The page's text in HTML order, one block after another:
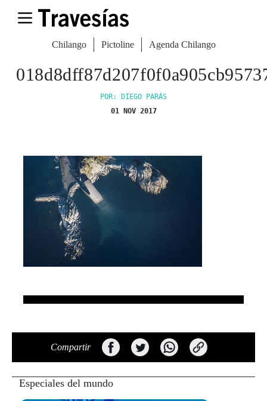
Chilango Pictoline Agenda Chilango
POR: DIEGO PARÁS
01 NOV 2017
Compartir
Especiales del mundo